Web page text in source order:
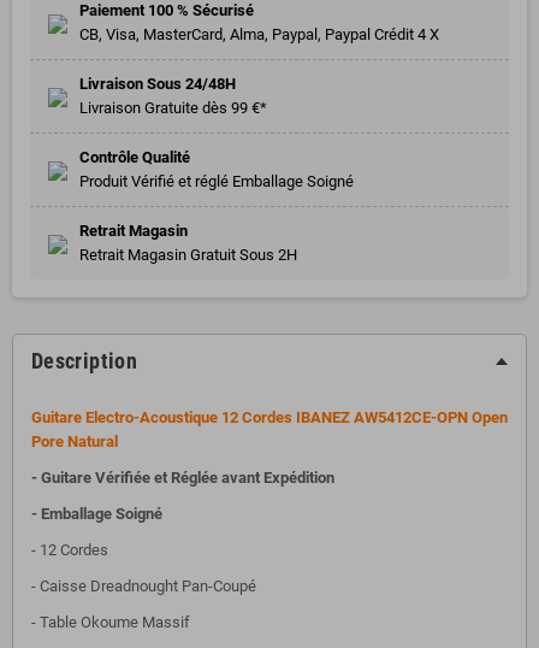
Paiement 100 % Sécurisé
CB, Visa, MasterCard, Alma, Paypal, Paypal Crédit 4 X
Livraison Sous 24/48H
Livraison Gratuite dès 99 €*
Contrôle Qualité
Produit Vérifié et réglé Emballage Soigné
Retrait Magasin
Retrait Magasin Gratuit Sous 2H
Description
Guitare Electro-Acoustique 12 Cordes IBANEZ AW5412CE-OPN Open
Pore Natural
- Guitare Vérifiée et Réglée avant Expédition
- Emballage Soigné
- 12 Cordes
- Caisse Dreadnought Pan-Coupé
- Table Okoume Massif